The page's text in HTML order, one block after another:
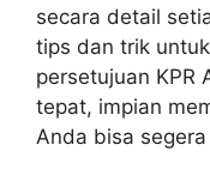
secara detail
tips dan trik
persetujuan KPR
tepat, impian
Anda bisa